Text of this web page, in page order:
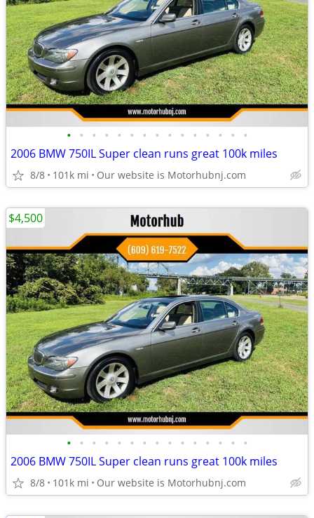
• • • • • • • • • • • • • • •
2006 BMW 750IL Super clean runs great 100k miles
8/8 101k mi Our website is Motorhubnj.com
• • • • • • • • • • • • • • •
2006 BMW 750IL Super clean runs great 100k miles
8/8 101k mi Our website is Motorhubnj.com
$4,500